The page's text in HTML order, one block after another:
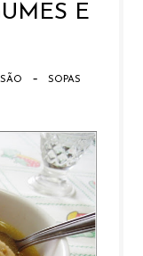
E
- SOPAS